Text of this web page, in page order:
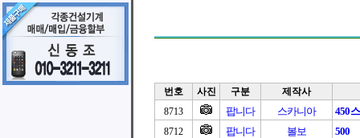
번호 사진 구분
제작사
8713
팝니다 스카니아 450
8712 팝니다 볼보 500